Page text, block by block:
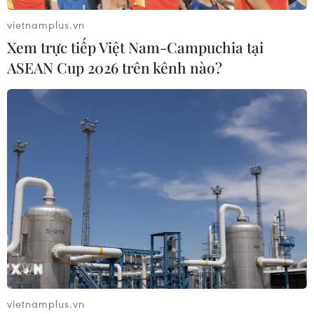
Các Bộ trưởng Ngoại giao ASEAN ra tuyên
bố về tình hình Syria
24/04/2018 08:26
Các Bộ trưởng Ngoại giao ASEAN đã ra tuyên bố bày
tỏ quan ngại về tình hình Syria đồng thời hối thúc các
bên liên quan hướng tới một giải pháp chính trị bền
vững thông qua đàm phán.
vietnamplus.vn
Xem trực tiếp Việt Nam-Campuchia tại
ASEAN Cup 2026 trên kênh nào?
vietnamplus.vn